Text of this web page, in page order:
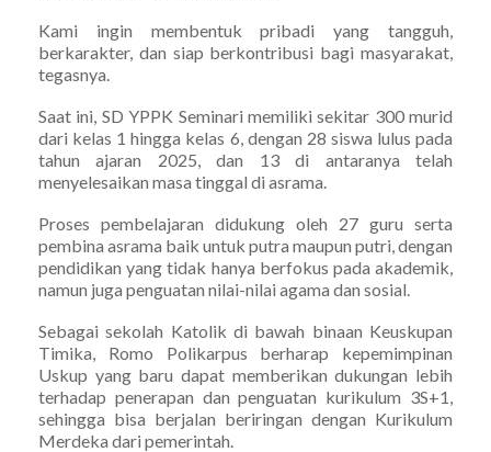
Kami ingin membentuk pribadi yang tangguh,
berkarakter, dan siap berkontribusi bagi masyarakat,
tegasnya.
Saat ini, SD YPPK Seminari memiliki sekitar 300 murid
dari kelas 1 hingga kelas 6, dengan 28 siswa lulus pada
tahun ajaran 2025, dan 13 di antaranya telah
menyelesaikan masa tinggal di asrama.
Proses pembelajaran didukung oleh 27 guru serta
pembina asrama baik untuk putra maupun putri, dengan
pendidikan yang tidak hanya berfokus pada akademik,
namun juga penguatan nilai-nilai agama dan sosial.
Sebagai sekolah Katolik di bawah binaan Keuskupan
Timika, Romo Polikarpus berharap kepemimpinan
Uskup yang baru dapat memberikan dukungan lebih
terhadap penerapan dan penguatan kurikulum 3S+1,
sehingga bisa berjalan beriringan dengan Kurikulum
Merdeka dari pemerintah.